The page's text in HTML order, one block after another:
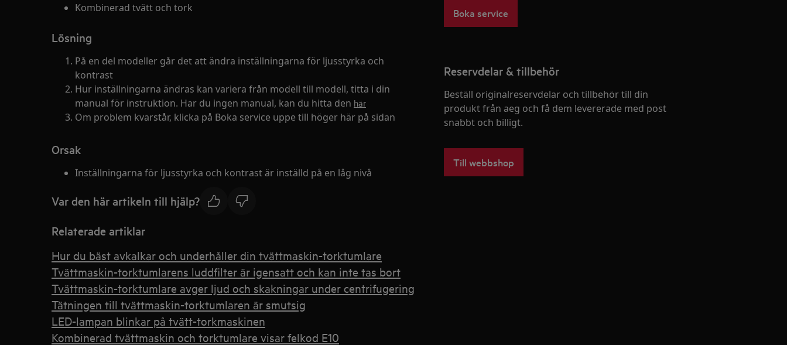
Kombinerad tvätt och tork
Lösning
På en del modeller går det att ändra inställningarna för ljusstyrka och
kontrast
Hur inställningarna ändras kan variera från modell till modell, titta i din
manual för instruktion. Har du ingen manual, kan du hitta den här
Om problem kvarstår, klicka på Boka service uppe till höger här på sidan
Orsak
Inställningarna för ljusstyrka och kontrast är inställd på en låg nivå
Var den här artikeln till hjälp?
Relaterade artiklar
Hur du bäst avkalkar och underhåller din tvättmaskin-torktumlare
Tvättmaskin-torktumlarens luddfilter är igensatt och kan inte tas bort
Tvättmaskin-torktumlare avger ljud och skakningar under centrifugering
Tätningen till tvättmaskin-torktumlaren är smutsig
LED-lampan blinkar på tvätt-torkmaskinen
Kombinerad tvättmaskin och torktumlare visar felkod E10
Boka service
Reservdelar & tillbehör
Beställ originalreservdelar och tillbehör till din
produkt från aeg och få dem levererade med post
snabbt och billigt.
Till webbshop